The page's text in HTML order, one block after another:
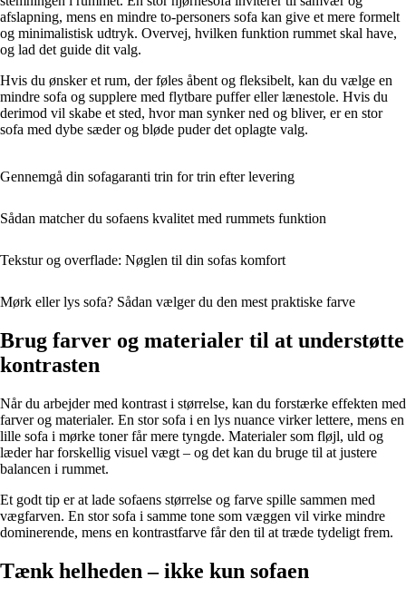
afslapning, mens en mindre to-personers sofa kan give et mere formelt
og minimalistisk udtryk. Overvej, hvilken funktion rummet skal have,
og lad det guide dit valg.
Hvis du ønsker et rum, der føles åbent og fleksibelt, kan du vælge en
mindre sofa og supplere med flytbare puffer eller lænestole. Hvis du
derimod vil skabe et sted, hvor man synker ned og bliver, er en stor
sofa med dybe sæder og bløde puder det oplagte valg.
Gennemgå din sofagaranti trin for trin efter levering
Sådan matcher du sofaens kvalitet med rummets funktion
Tekstur og overflade: Nøglen til din sofas komfort
Mørk eller lys sofa? Sådan vælger du den mest praktiske farve
Brug farver og materialer til at understøtte
kontrasten
Når du arbejder med kontrast i størrelse, kan du forstærke effekten med
farver og materialer. En stor sofa i en lys nuance virker lettere, mens en
lille sofa i mørke toner får mere tyngde. Materialer som fløjl, uld og
læder har forskellig visuel vægt – og det kan du bruge til at justere
balancen i rummet.
Et godt tip er at lade sofaens størrelse og farve spille sammen med
vægfarven. En stor sofa i samme tone som væggen vil virke mindre
dominerende, mens en kontrastfarve får den til at træde tydeligt frem.
Tænk helheden – ikke kun sofaen